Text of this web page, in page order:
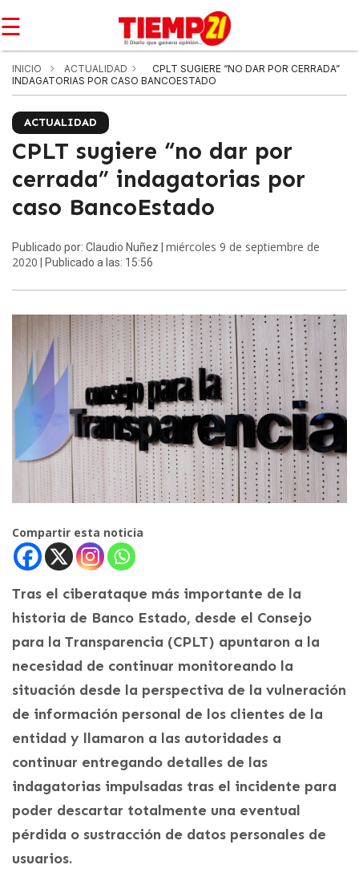
☰
INICIO ACTUALIDAD
CPLT SUGIERE “NO DAR POR CERRADA”
INDAGATORIAS POR CASO BANCOESTADO
ACTUALIDAD
CPLT sugiere “no dar por
cerrada” indagatorias por
caso BancoEstado
Publicado por: Claudio Nuñez | miércoles 9 de septiembre de
2020 | Publicado a las: 15:56
Compartir esta noticia
Tras el ciberataque más importante de la
historia de Banco Estado, desde el Consejo
para la Transparencia (CPLT) apuntaron a la
necesidad de continuar monitoreando la
situación desde la perspectiva de la vulneración
de información personal de los clientes de la
entidad y llamaron a las autoridades a
continuar entregando detalles de las
indagatorias impulsadas tras el incidente para
poder descartar totalmente una eventual
pérdida o sustracción de datos personales de
usuarios.